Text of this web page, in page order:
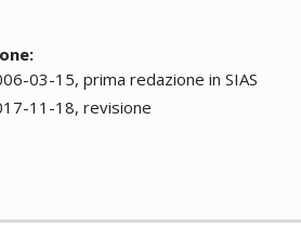
03-15, prima redazione in SIAS
11-18, revisione